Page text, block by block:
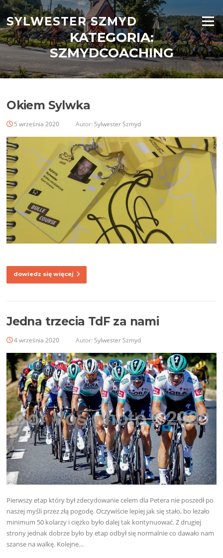
Przejdź
do
treściSYLWESTER SZMYD Menu
KATEGORIA:
SZMYDCOACHING
Okiem Sylwka
5 września 2020 Autor:Sylwester Szmyd
dowiedz się więcej
Jedna trzecia TdF za nami
4 września 2020 Autor:Sylwester Szmyd
Pierwszy etap który był zdecydowanie celem dla Petera nie poszedł po
naszej myśli przez złą pogodę. Oczywiście lepiej jak się stało, bo leżało
minimum 50 kolarzy i ciężko było dalej tak kontynuować. Z drugiej
strony jednak dobrze było by etap odbył się normalnie co dawało nam
szanse na walkę. Kolejne…